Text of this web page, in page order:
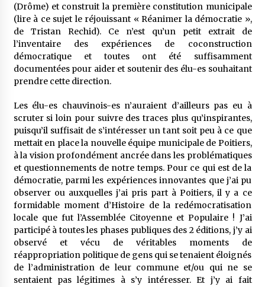
(Drôme) et construit la première constitution municipale
(lire à ce sujet le réjouissant « Réanimer la démocratie »,
de Tristan Rechid). Ce n’est qu’un petit extrait de
l’inventaire des expériences de coconstruction
démocratique et toutes ont été suffisamment
documentées pour aider et soutenir des élu-es souhaitant
prendre cette direction.
Les élu-es chauvinois-es n’auraient d’ailleurs pas eu à
scruter si loin pour suivre des traces plus qu’inspirantes,
puisqu’il suffisait de s’intéresser un tant soit peu à ce que
mettait en place la nouvelle équipe municipale de Poitiers,
à la vision profondément ancrée dans les problématiques
et questionnements de notre temps. Pour ce qui est de la
démocratie, parmi les expériences innovantes que j’ai pu
observer ou auxquelles j’ai pris part à Poitiers, il y a ce
formidable moment d’Histoire de la redémocratisation
locale que fut l’Assemblée Citoyenne et Populaire ! J’ai
participé à toutes les phases publiques des 2 éditions, j’y ai
observé et vécu de véritables moments de
réappropriation politique de gens qui se tenaient éloignés
de l’administration de leur commune et/ou qui ne se
sentaient pas légitimes à s’y intéresser. Et j’y ai fait